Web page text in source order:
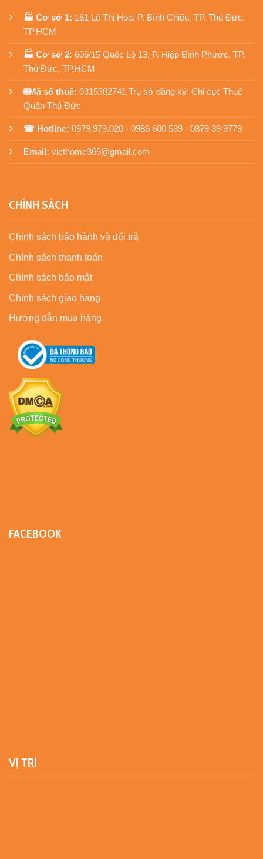
🏭 Cơ sở 1: 181 Lê Thị Hoa, P. Bình Chiểu, TP. Thủ Đức,
TP.HCM
🏭 Cơ sở 2: 606/15 Quốc Lộ 13, P. Hiệp Bình Phước, TP.
Thủ Đức, TP.HCM
🌐Mã số thuế: 0315302741 Trụ sở đăng ký: Chi cục Thuế
Quận Thủ Đức
☎ Hotline: 0979.979.020 - 0986 600 539 - 0879 39 9779
Email: viethome365@gmail.com
CHÍNH SÁCH
Chính sách bảo hành và đổi trả
Chính sách thanh toán
Chính sách bảo mật
Chính sách giao hàng
Hướng dẫn mua hàng
FACEBOOK
VỊ TRÍ